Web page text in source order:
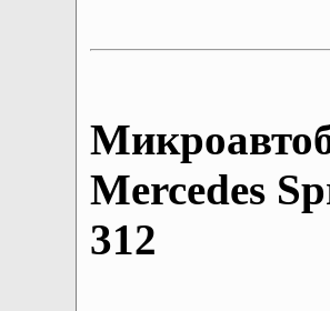
Mеrcedes
312